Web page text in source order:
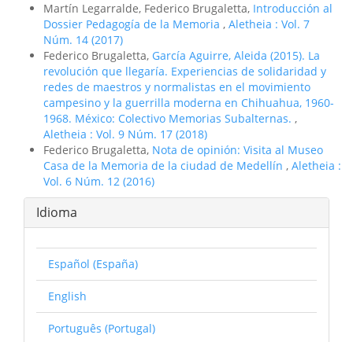
Martín Legarralde, Federico Brugaletta, Introducción al
Dossier Pedagogí­a de la Memoria , Aletheia : Vol. 7
Núm. 14 (2017)
Federico Brugaletta, Garcí­a Aguirre, Aleida (2015). La
revolución que llegarí­a. Experiencias de solidaridad y
redes de maestros y normalistas en el movimiento
campesino y la guerrilla moderna en Chihuahua, 1960-
1968. México: Colectivo Memorias Subalternas. ,
Aletheia : Vol. 9 Núm. 17 (2018)
Federico Brugaletta, Nota de opinión: Visita al Museo
Casa de la Memoria de la ciudad de Medellí­n , Aletheia :
Vol. 6 Núm. 12 (2016)
Idioma
Español (España)
English
Português (Portugal)